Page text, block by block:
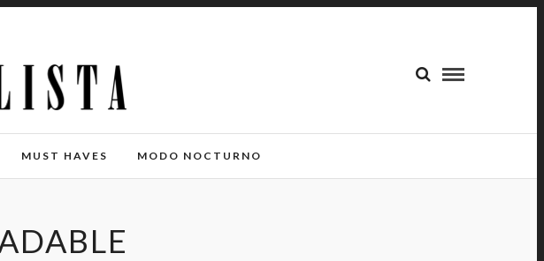
MUST HAVES MODO NOCTURNO